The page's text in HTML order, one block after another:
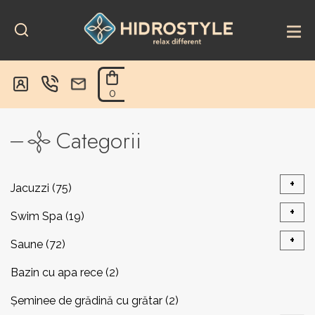
content
0
Categorii
Jacuzzi (75)
Caldera Spas® Fantasy
Sisteme Prelată(4)
+
Swim Spa (19)
Sisteme Prelată(1)
+
Saune (72) +
Bazin cu apa rece (2)
Șeminee de grădină cu grătar (2)